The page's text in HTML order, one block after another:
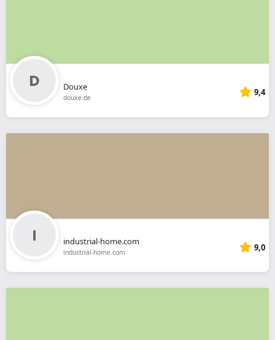
Douxe
douxe.de 9,4
industrial-home.com
industrial-home.com 9,0